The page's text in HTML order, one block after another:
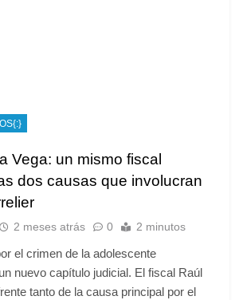
Vega: un mismo fiscal
dos causas que involucran
2 meses atrás 0 2 minutos
el crimen de la adolescente
nuevo capítulo judicial. El fiscal Raúl
tanto de la causa principal por el